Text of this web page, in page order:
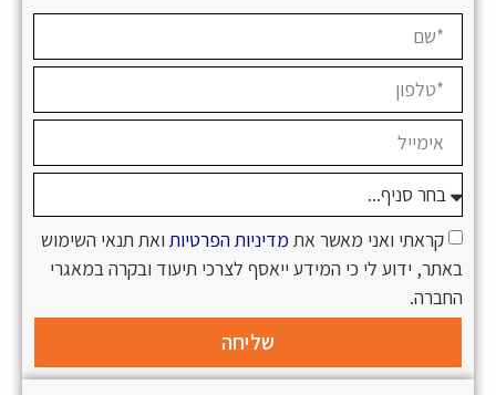
קראתי ואני מאשר את מדיניות הפרטיות ואת תנאי השימוש
באתר, ידוע לי כי המידע ייאסף לצרכי תיעוד ובקרה במאגרי
החברה.
שליחה